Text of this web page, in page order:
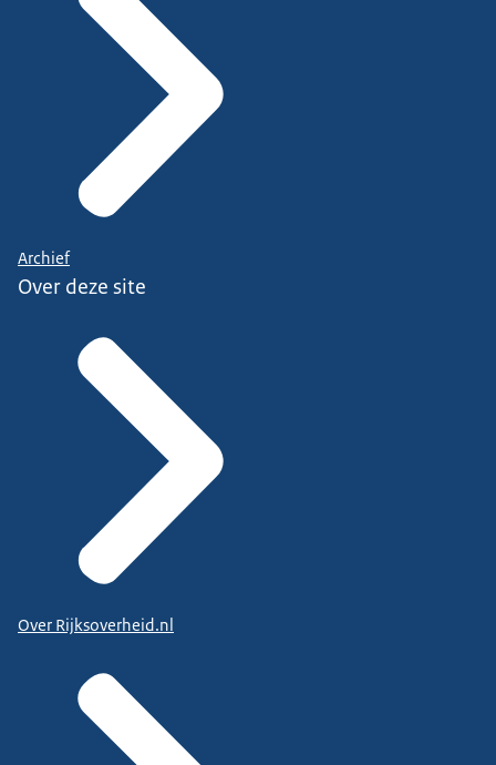
Archief
Over deze site
Over Rijksoverheid.nl